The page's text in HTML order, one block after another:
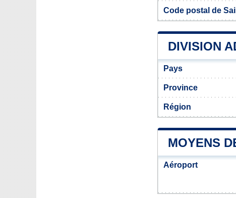
Code postal de
DIVISION
Pays
Province
Région
MOYENS
Aéroport